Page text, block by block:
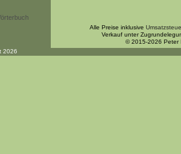
Alle Preise inklusive
Verkauf unter
© 2015-2026 Peter
2026